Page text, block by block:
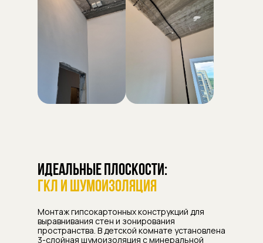
Идеальные плоскости:
ГКЛ и шумоизоляция
Монтаж гипсокартонных конструкций для
выравнивания стен и зонирования
пространства. В детской комнате установлена
3-слойная шумоизоляция с минеральной